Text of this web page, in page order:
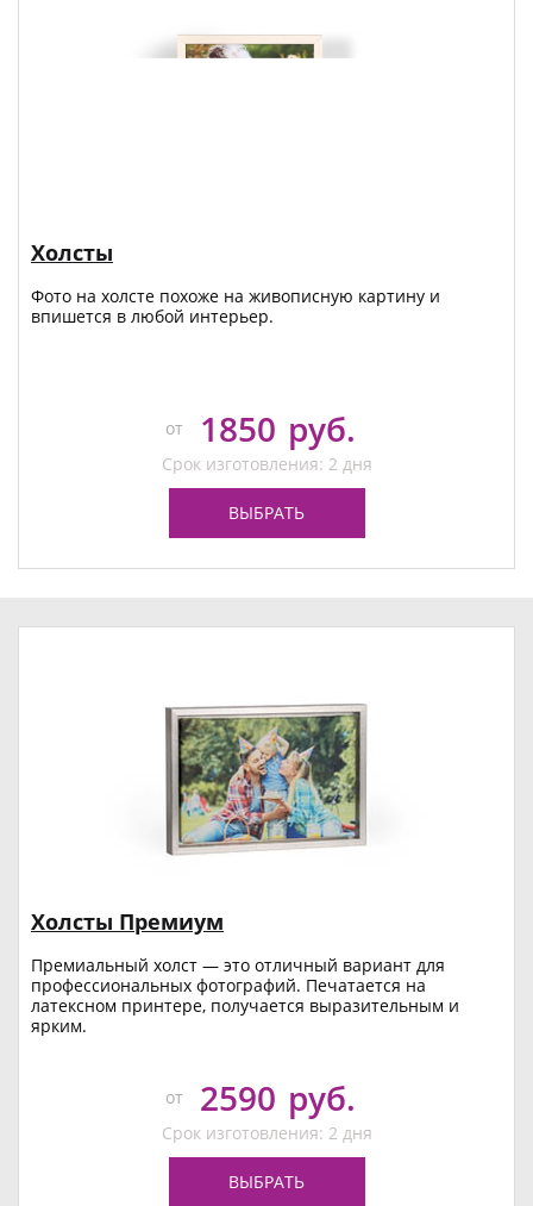
Холсты
Фото на холсте похоже на живописную картину и
впишется в любой интерьер.
от 1850 руб.
Срок изготовления: 2 дня
ВЫБРАТЬ
Холсты Премиум
Премиальный холст — это отличный вариант для
профессиональных фотографий. Печатается на
латексном принтере, получается выразительным и
ярким.
от 2590 руб.
Срок изготовления: 2 дня
ВЫБРАТЬ